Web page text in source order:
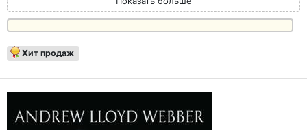
Хит продаж